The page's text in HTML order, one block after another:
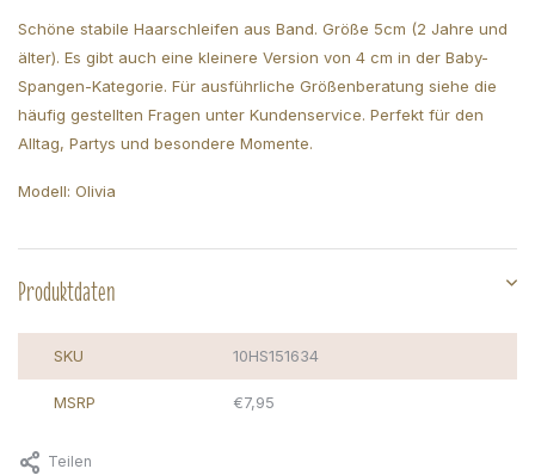
Schöne stabile Haarschleifen aus Band. Größe 5cm (2 Jahre und
älter). Es gibt auch eine kleinere Version von 4 cm in der Baby-
Spangen-Kategorie. Für ausführliche Größenberatung siehe die
häufig gestellten Fragen unter Kundenservice. Perfekt für den
Alltag, Partys und besondere Momente.
Modell: Olivia
Produktdaten
SKU 10HS151634
MSRP €7,95
Teilen